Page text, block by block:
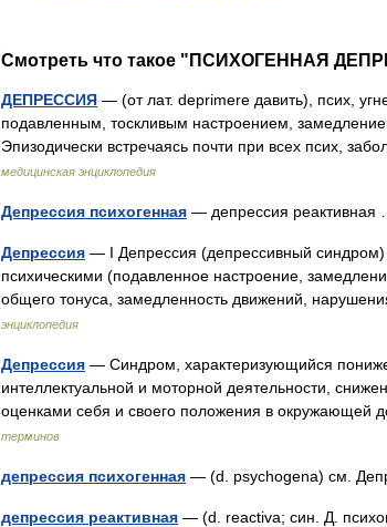
Смотреть что такое "ПСИХОГЕННАЯ
ДЕПРЕССИЯ — (от лат. deprimere давить), псих,
подавленным, тоскливым настроением,
Эпизодически встречаясь почти при всех псих,
медицинская энциклопедия
Депрессия психогенная — депрессия
Депрессия — I Депрессия (депрессивный
психическими (подавленное настроение,
общего тонуса, замедленность движений,
энциклопедия
Депрессия — Синдром, характеризующийся
интеллектуальной и моторной деятельности,
оценками себя и своего положения в окружающей
терминов
депрессия психогенная — (d. psychogena) см.
депрессия реактивная — (d. reactiva; син. Д.